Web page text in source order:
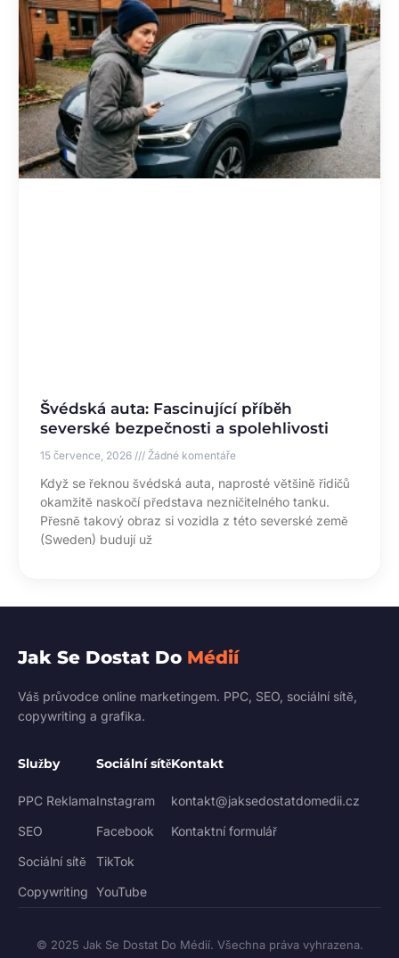
Švédská auta: Fascinující příběh
severské bezpečnosti a spolehlivosti
15 července, 2026 Žádné komentáře
Když se řeknou švédská auta, naprosté většině řidičů
okamžitě naskočí představa nezničitelného tanku.
Přesně takový obraz si vozidla z této severské země
(Sweden) budují už
Jak Se Dostat Do Médií
Váš průvodce online marketingem. PPC, SEO, sociální sítě,
copywriting a grafika.
Služby
PPC Reklama
SEO
Sociální sítě
Copywriting
Sociální sítě
Instagram
Facebook
TikTok
YouTube
Kontakt
kontakt@jaksedostatdomedii.cz
Kontaktní formulář
© 2025 Jak Se Dostat Do Médií. Všechna práva vyhrazena.